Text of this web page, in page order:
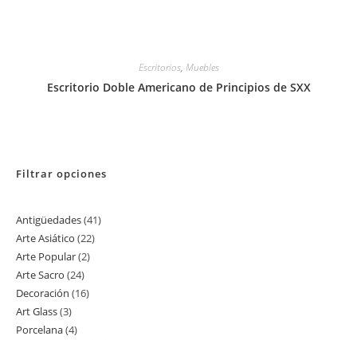
Escritorios, Muebles
Escritorio Doble Americano de Principios de SXX
Filtrar opciones
Antigüedades 4141
Arte Asiático 2222
Arte Popular 22
Arte Sacro 2424
productos
Decoración 1616
Art Glass 33
productos
Porcelana 44